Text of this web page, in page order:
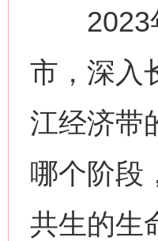
2023年
市，深入
江经济带
哪个阶段
共生的生